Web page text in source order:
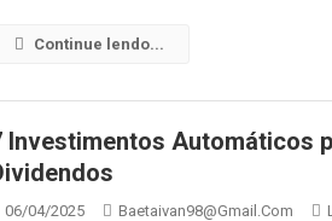
Continue lendo...
Investimentos Automáticos
06/04/2025 Baetaivan98@gmail.com